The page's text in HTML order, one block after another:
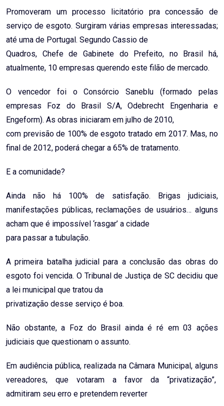
Promoveram um processo licitatório pra concessão de
serviço de esgoto. Surgiram várias empresas interessadas;
até uma de Portugal. Segundo Cassio de
Quadros, Chefe de Gabinete do Prefeito, no Brasil há,
atualmente, 10 empresas querendo este filão de mercado.
O vencedor foi o Consórcio Saneblu (formado pelas
empresas Foz do Brasil S/A, Odebrecht Engenharia e
Engeform). As obras iniciaram em julho de 2010,
com previsão de 100% de esgoto tratado em 2017. Mas, no
final de 2012, poderá chegar a 65% de tratamento.
E a comunidade?
Ainda não há 100% de satisfação. Brigas judiciais,
manifestações públicas, reclamações de usuários… alguns
acham que é impossível ‘rasgar’ a cidade
para passar a tubulação.
A primeira batalha judicial para a conclusão das obras do
esgoto foi vencida. O Tribunal de Justiça de SC decidiu que
a lei municipal que tratou da
privatização desse serviço é boa.
Não obstante, a Foz do Brasil ainda é ré em 03 ações
judiciais que questionam o assunto.
Em audiência pública, realizada na Câmara Municipal, alguns
vereadores, que votaram a favor da “privatização”,
admitiram seu erro e pretendem reverter